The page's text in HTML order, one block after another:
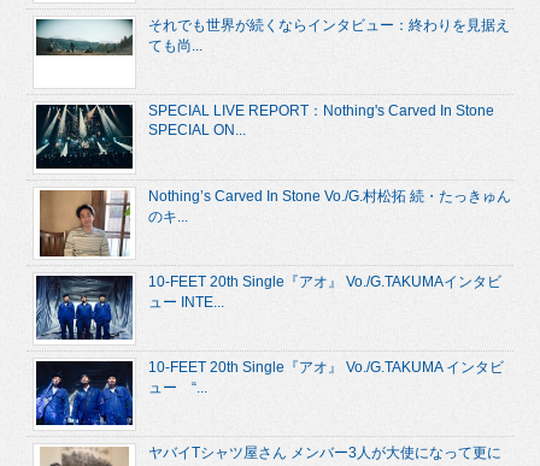
それでも世界が続くならインタビュー：終わりを見据え
ても尚...
SPECIAL LIVE REPORT：Nothing's Carved In Stone
SPECIAL ON...
Nothing’s Carved In Stone Vo./G.村松拓 続・たっきゅん
のキ...
10-FEET 20th Single『アオ』 Vo./G.TAKUMAインタビ
ュー INTE...
10-FEET 20th Single『アオ』 Vo./G.TAKUMA インタビ
ュー “...
ヤバイTシャツ屋さん メンバー3人が大使になって更に